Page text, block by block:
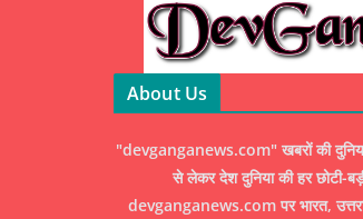
About Us
"devganganews.com" खबरों की
से लेकर देश दुनिया की हर छोटी-
devganganews.com पर भारत,